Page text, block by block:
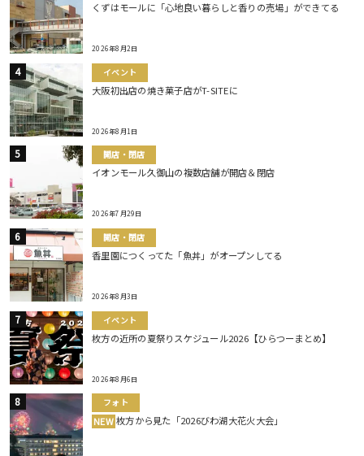
くずはモールに「心地良い暮らしと香りの売場」ができてる
2026年8月2日
イベント
大阪初出店の焼き菓子店がT-SITEに
2026年8月1日
開店・閉店
イオンモール久御山の複数店舗が開店＆閉店
2026年7月29日
開店・閉店
香里園につくってた「魚丼」がオープンしてる
2026年8月3日
イベント
枚方の近所の夏祭りスケジュール2026【ひらつーまとめ】
2026年8月6日
フォト
NEW 枚方から見た「2026びわ湖大花火大会」